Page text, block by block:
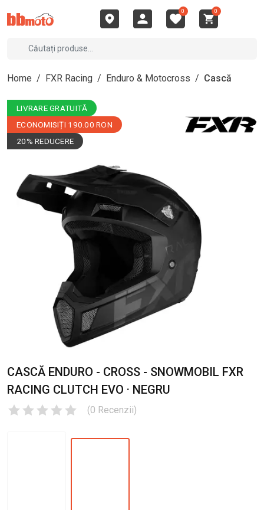
0 0
Home / FXR Racing / Enduro & Motocross / Cască
LIVRARE GRATUITĂ
ECONOMISIȚI 190.00 RON
20% REDUCERE
CASCĂ ENDURO - CROSS - SNOWMOBIL FXR
RACING CLUTCH EVO · NEGRU
(0 Recenzii)